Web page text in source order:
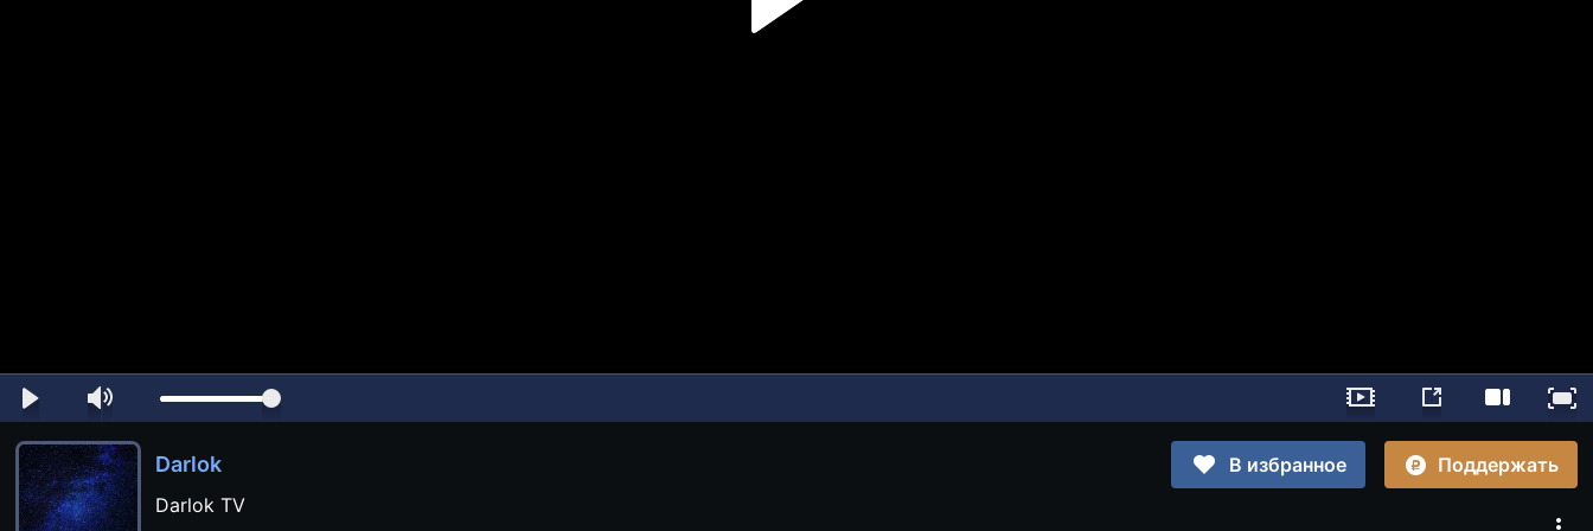
Darlok В избранное
Поддержать
Darlok TV